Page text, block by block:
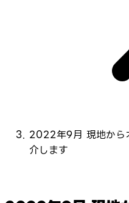
2022年9月 現地から
介します